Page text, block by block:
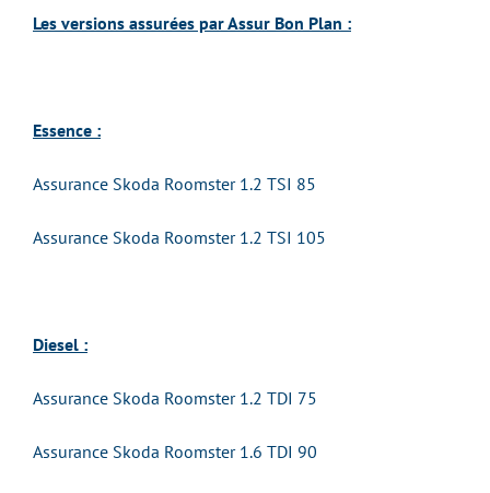
Les versions assurées par Assur Bon Plan :
Essence :
Assurance Skoda Roomster 1.2 TSI 85
Assurance Skoda Roomster 1.2 TSI 105
Diesel :
Assurance Skoda Roomster 1.2 TDI 75
Assurance Skoda Roomster 1.6 TDI 90